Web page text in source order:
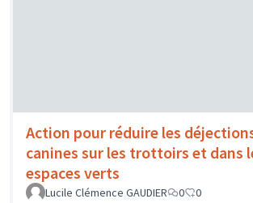
Action pour réduire les
canines sur les trottoirs et dans
espaces verts
Lucile Clémence GAUDIER 0 0